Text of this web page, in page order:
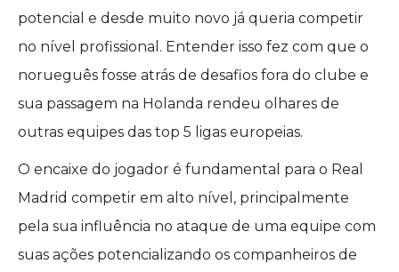
potencial e desde muito novo já queria competir
no nível profissional. Entender isso fez com que o
norueguês fosse atrás de desafios fora do clube e
sua passagem na Holanda rendeu olhares de
outras equipes das top 5 ligas europeias.
O encaixe do jogador é fundamental para o Real
Madrid competir em alto nível, principalmente
pela sua influência no ataque de uma equipe com
suas ações potencializando os companheiros de